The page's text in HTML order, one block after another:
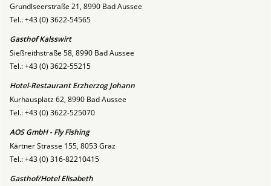
Grundlseerstraße 21, 8990 Bad Aussee
Tel.: +43 (0) 3622-54565
Gasthof Kalsswirt
Sießreithstraße 58, 8990 Bad Aussee
Tel.: +43 (0) 3622-55215
Hotel-Restaurant Erzherzog Johann
Kurhausplatz 62, 8990 Bad Aussee
Tel.: +43 (0) 3622-525070
AOS GmbH - Fly Fishing
Kärtner Strasse 155, 8053 Graz
Tel.: +43 (0) 316-82210415
Gasthof/Hotel Elisabeth